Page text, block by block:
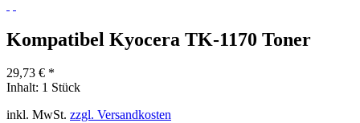
Kompatibel Kyocera TK-1170 Toner
29,73 € *
Inhalt: 1 Stück
inkl. MwSt. zzgl. Versandkosten